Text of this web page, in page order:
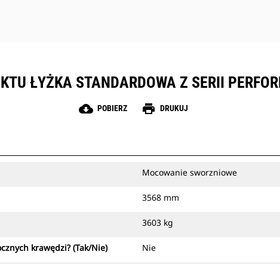
ŁYŻKA STANDARDOWA Z SERII
cloud_download POBIERZ print DRUKUJ
Mocowanie sworzniowe
3568 mm
3603 kg
krawędzi? (Tak/Nie) Nie